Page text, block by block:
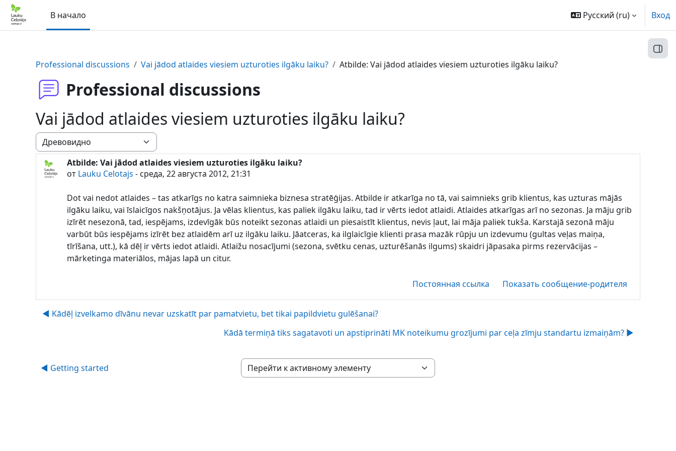
Перейти к основному содержанию
В начало
Русский ‎(ru)‎ Вход
Professional discussions
Vai jādod atlaides viesiem uzturoties ilgāku laiku? Atbilde: Vai jādod atlaides viesiem uzturoties ilgāku laiku?
Professional discussions
Vai jādod atlaides viesiem uzturoties ilgāku laiku?
Режим отображения
Atbilde: Vai jādod atlaides viesiem uzturoties ilgāku laiku?
от Lauku Celotajs - среда, 22 августа 2012, 21:31
Количество ответов: 0
Dot vai nedot atlaides – tas atkarīgs no katra saimnieka biznesa stratēģijas. Atbilde ir atkarīga no tā, vai saimnieks grib klientus, kas uzturas mājās
ilgāku laiku, vai īslaicīgos nakšņotājus. Ja vēlas klientus, kas paliek ilgāku laiku, tad ir vērts iedot atlaidi. Atlaides atkarīgas arī no sezonas. Ja māju grib
izīrēt nesezonā, tad, iespējams, izdevīgāk būs noteikt sezonas atlaidi un piesaistīt klientus, nevis ļaut, lai māja paliek tukša. Karstajā sezonā māju
varbūt būs iespējams izīrēt bez atlaidēm arī uz ilgāku laiku. Jāatceras, ka ilglaicīgie klienti prasa mazāk rūpju un izdevumu (gultas veļas maiņa,
tīrīšana, utt.), kā dēļ ir vērts iedot atlaidi. Atlaižu nosacījumi (sezona, svētku cenas, uzturēšanās ilgums) skaidri jāpasaka pirms rezervācijas –
mārketinga materiālos, mājas lapā un citur.
Постоянная ссылка Показать сообщение-родителя
◀︎ Kādēļ izvelkamo dīvānu nevar uzskatīt par pamatvietu, bet tikai papildvietu gulēšanai?
Kādā termiņā tiks sagatavoti un apstiprināti MK noteikumu grozījumi par ceļa zīmju standartu izmaiņām? ▶︎
◀︎ Getting started Перейти к активному элементу